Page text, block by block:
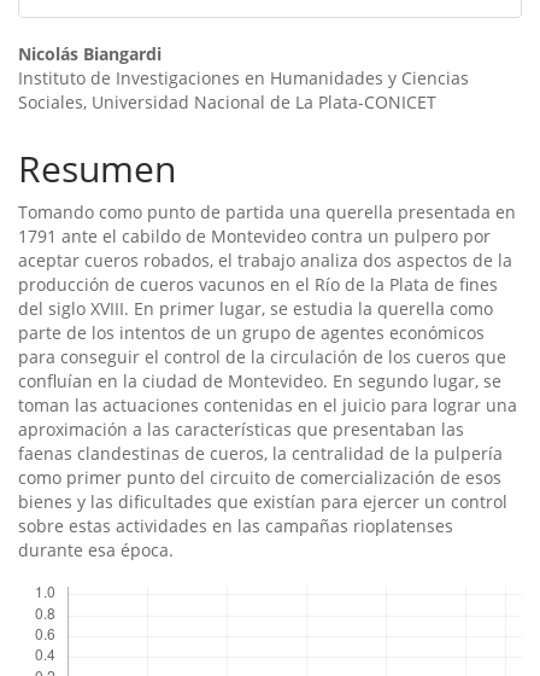
Contenido
principal
artículo
Nicolás Biangardi
Instituto de Investigaciones en Humanidades y Ciencias
Sociales, Universidad Nacional de La Plata-CONICET
Resumen
Tomando como punto de partida una querella presentada en
1791 ante el cabildo de Montevideo contra un pulpero por
aceptar cueros robados, el trabajo analiza dos aspectos de la
producción de cueros vacunos en el Rí­o de la Plata de fines
del siglo XVIII. En primer lugar, se estudia la querella como
parte de los intentos de un grupo de agentes económicos
para conseguir el control de la circulación de los cueros que
confluí­an en la ciudad de Montevideo. En segundo lugar, se
toman las actuaciones contenidas en el juicio para lograr una
aproximación a las caracterí­sticas que presentaban las
faenas clandestinas de cueros, la centralidad de la pulperí­a
como primer punto del circuito de comercialización de esos
bienes y las dificultades que existí­an para ejercer un control
sobre estas actividades en las campañas rioplatenses
durante esa época.